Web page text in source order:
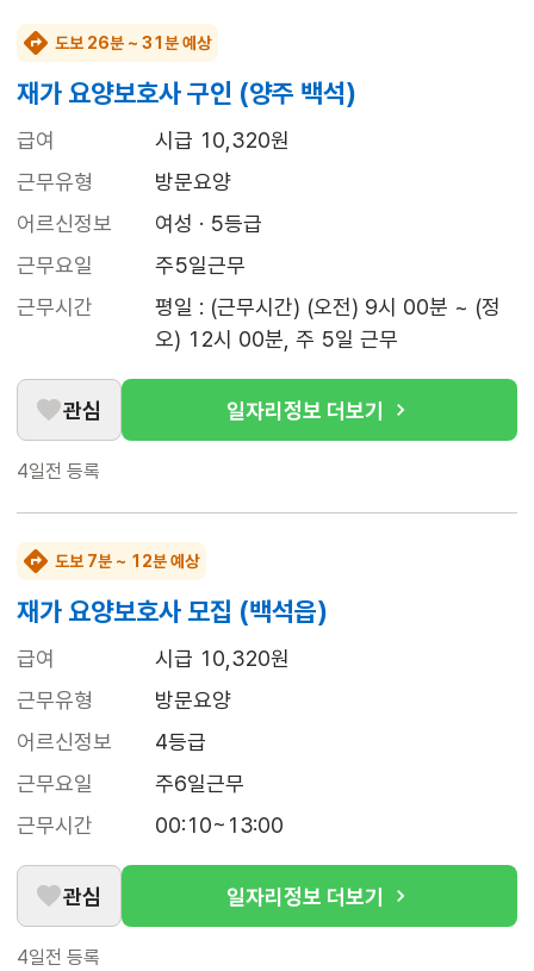
도보 26분 ~ 31분 예상
재가 요양보호사 구인 (양주 백석)
급여
시급 10,320원
근무유형
방문요양
어르신정보
여성 · 5등급
근무요일
주5일근무
근무시간
평일 : (근무시간) (오전) 9시 00분 ~ (정
오) 12시 00분, 주 5일 근무
관심 일자리정보 더보기
4일전 등록
도보 7분 ~ 12분 예상
재가 요양보호사 모집 (백석읍)
급여
시급 10,320원
근무유형
방문요양
어르신정보
4등급
근무요일
주6일근무
근무시간
00:10~13:00
관심 일자리정보 더보기
4일전 등록